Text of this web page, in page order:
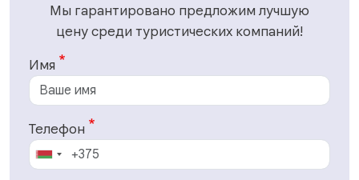
Мы гарантировано предложим лучшую
цену среди туристических компаний!
Имя
Телефон